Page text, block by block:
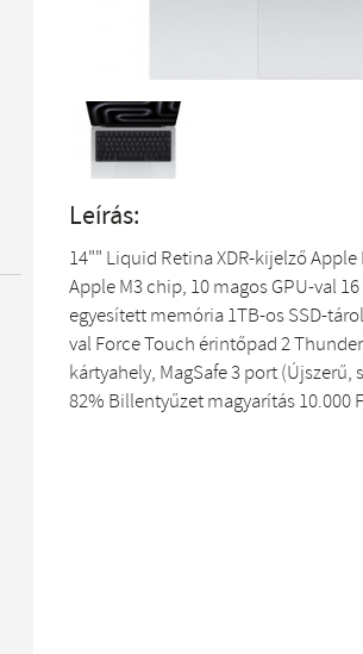
Leírás:
14"" Liquid Retina XDR-kijelző
Apple M3 chip, 10 magos GPU-val
egyesített memória 1TB-os SSD-
val Force Touch érintőpad 2
kártyahely, MagSafe 3 port
82% Billentyűzet magyarítás 10.000